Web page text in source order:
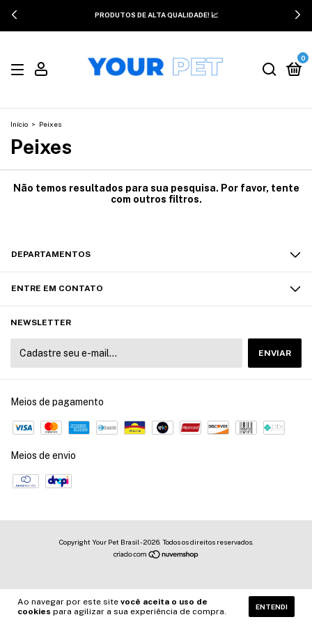
PRODUTOS DE ALTA QUALIDADE! 📈
0
Ao navegar por este site você aceita o uso de
cookies para agilizar a sua experiência de compra. ENTENDI
Início > Peixes
Peixes
Não temos resultados para sua pesquisa. Por favor, tente
com outros filtros.
DEPARTAMENTOS
ENTRE EM CONTATO
NEWSLETTER
Meios de pagamento
Meios de envio
Copyright Your Pet Brasil - 2026. Todos os direitos reservados.